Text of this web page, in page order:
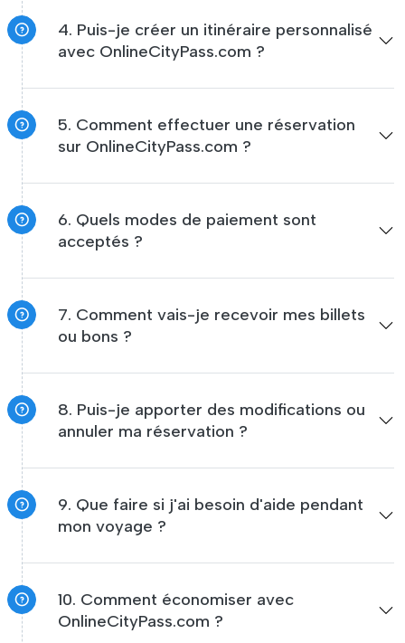
4. Puis-je créer un itinéraire personnalisé
avec OnlineCityPass.com ?
5. Comment effectuer une réservation
sur OnlineCityPass.com ?
6. Quels modes de paiement sont
acceptés ?
7. Comment vais-je recevoir mes billets
ou bons ?
8. Puis-je apporter des modifications ou
annuler ma réservation ?
9. Que faire si j'ai besoin d'aide pendant
mon voyage ?
10. Comment économiser avec
OnlineCityPass.com ?